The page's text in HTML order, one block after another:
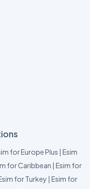
for Europe Plus | Esim
for Caribbean | Esim for
for Turkey | Esim for